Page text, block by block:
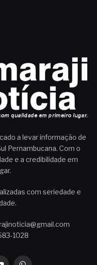
a levar informação de
Pernambucana. Com o
e a credibilidade em
com seriedade e
1028